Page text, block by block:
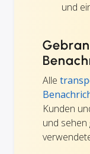
und
Alle
Kunden
und sehen